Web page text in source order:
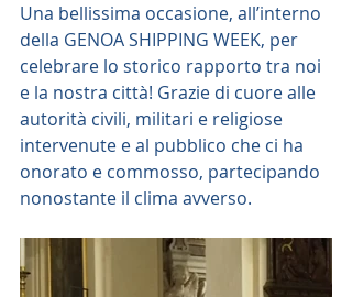
Una bellissima occasione, all’interno
della GENOA SHIPPING WEEK, per
celebrare lo storico rapporto tra noi
e la nostra città! Grazie di cuore alle
autorità civili, militari e religiose
intervenute e al pubblico che ci ha
onorato e commosso, partecipando
nonostante il clima avverso.